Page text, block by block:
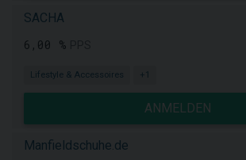
SACHA
6,00 %
Lifestyle & Accessoires +1
ANMELDEN
Manfieldschuhe.de